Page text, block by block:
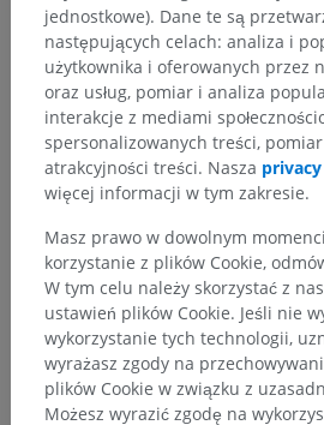
jednostkowe). Dane te są
następujących celach: analiza i
użytkownika i oferowanych przez
oraz usług, pomiar i analiza
interakcje z mediami
spersonalizowanych treści,
atrakcyjności treści. Nasza
więcej informacji w tym zakresie.
Masz prawo w dowolnym
korzystanie z plików Cookie,
W tym celu należy skorzystać z
ustawień plików Cookie. Jeśli nie
wykorzystanie tych technologii,
wyrażasz zgody na
plików Cookie w związku z
Możesz wyrazić zgodę na